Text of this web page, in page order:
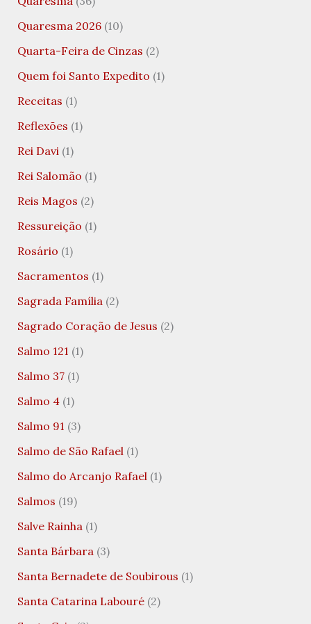
Quaresma 2026(10)
Quarta-Feira de Cinzas (2)
Quem foi Santo Expedito (1)
Receitas (1)
Reflexões (1)
Rei Davi (1)
Rei Salomão (1)
Reis Magos (2)
Ressureição (1)
Rosário (1)
Sacramentos (1)
Sagrada Família (2)
Sagrado Coração de Jesus (2)
Salmo 121 (1)
Salmo 37(1)
Salmo 4(1)
Salmo 91 (3)
Salmo de São Rafael (1)
Salmo do Arcanjo Rafael (1)
Salmos (19)
Salve Rainha (1)
Santa Bárbara (3)
Santa Bernadete de Soubirous (1)
Santa Catarina Labouré(2)